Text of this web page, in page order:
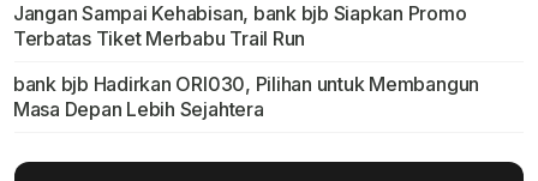
Jangan Sampai Kehabisan, bank bjb Siapkan Promo
Terbatas Tiket Merbabu Trail Run
bank bjb Hadirkan ORI030, Pilihan untuk Membangun
Masa Depan Lebih Sejahtera